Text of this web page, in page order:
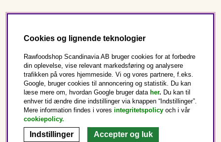
Dette er Rawfoodshop
Danmark
Cookies og lignende teknologier
Rawfoodshop Scandinavia AB bruger cookies for at forbedre
din oplevelse, vise relevant markedsføring og analysere
trafikken på vores hjemmeside. Vi og vores partnere, f.eks.
Google, bruger cookies til annoncering og statistik. Du kan
læse mere om, hvordan Google bruger data her. Du kan til
enhver tid ændre dine indstillinger via knappen “Indstillinger”.
Mere information findes i vores integritetspolicy och i vår
cookiepolicy.
Indstillinger Accepter og luk